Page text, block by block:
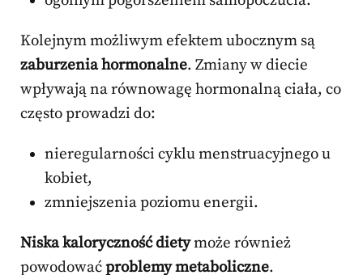
Kolejnym możliwym efektem ubocznym są
zaburzenia hormonalne. Zmiany w diecie
wpływają na równowagę hormonalną ciała, co
często prowadzi do:
nieregularności cyklu menstruacyjnego u
kobiet,
zmniejszenia poziomu energii.
Niska kaloryczność dietymoże również
powodowaćproblemy metaboliczne.